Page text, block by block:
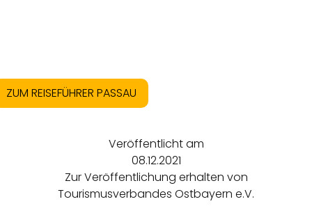
ZUM REISEFÜHRER PASSAU
Veröffentlicht am
08.12.2021
Zur Veröffentlichung erhalten von
Tourismusverbandes Ostbayern e.V.